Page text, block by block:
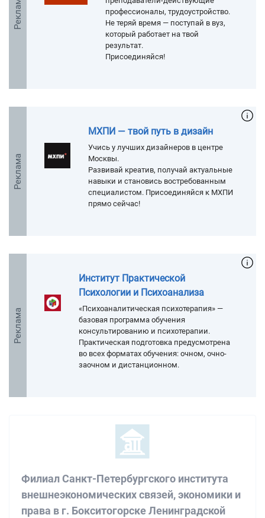
Реклама
профессионалы, трудоустройство.
Не теряй время — поступай в вуз,
который работает на твой
результат.
Присоединяйся!
Реклама
МХПИ — твой путь в дизайн
Учись у лучших дизайнеров в центре
Москвы.
Развивай креатив, получай актуальные
навыки и становись востребованным
специалистом. Присоединяйся к МХПИ
прямо сейчас!
Реклама
Институт Практической
Психологии и Психоанализа
«Психоаналитическая психотерапия» —
базовая программа обучения
консультированию и психотерапии.
Практическая подготовка предусмотрена
во всех форматах обучения: очном, очно-
заочном и дистанционном.
Филиал Санкт-Петербургского института
внешнеэкономических связей, экономики и
права в г. Бокситогорске Ленинградской